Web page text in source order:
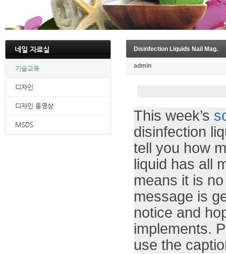
네일 자료실
기술교육
디자인
디자인 동영상
MSDS
Disinfection Liquids Nail Mag.
admin
This week’s
disinfection
tell you how
liquid has all
means it is
message is
notice and
implements.
use the